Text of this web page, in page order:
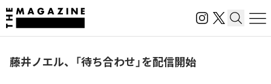
藤井ノエル、「待ち合わせ」を配信開始